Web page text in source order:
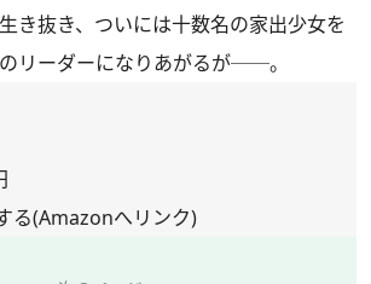
き抜き、ついには十数名の家出少女を
リーダーになりあがるが──。
る(Amazonへリンク)